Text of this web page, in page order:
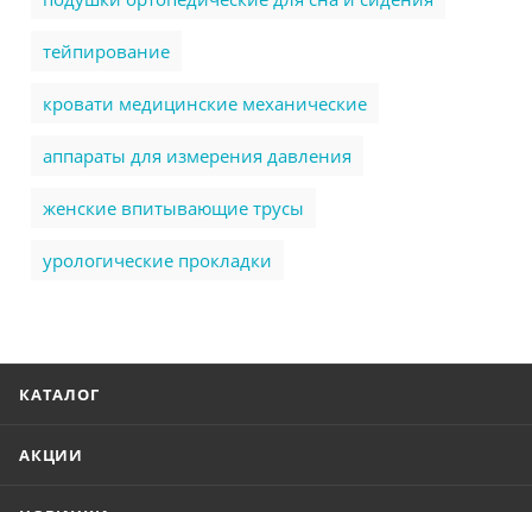
тейпирование
кровати медицинские механические
аппараты для измерения давления
женские впитывающие трусы
урологические прокладки
КАТАЛОГ
АКЦИИ